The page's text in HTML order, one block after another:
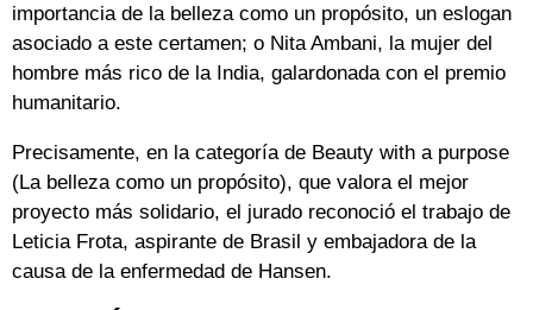
importancia de la belleza como un propósito, un eslogan
asociado a este certamen; o Nita Ambani, la mujer del
hombre más rico de la India, galardonada con el premio
humanitario.
Precisamente, en la categoría de Beauty with a purpose
(La belleza como un propósito), que valora el mejor
proyecto más solidario, el jurado reconoció el trabajo de
Leticia Frota, aspirante de Brasil y embajadora de la
causa de la enfermedad de Hansen.